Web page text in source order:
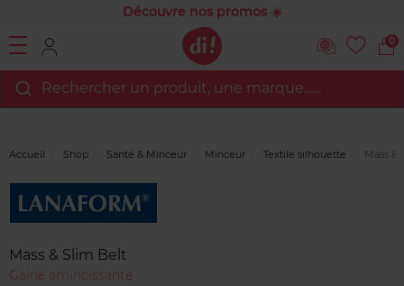
Découvre nos promos ☀️
0
Rechercher un produit, une marque…...
Accueil Shop Santé & Minceur Minceur Textile silhouette Mass &
Marque
Mass & Slim Belt
Gaine amincissante